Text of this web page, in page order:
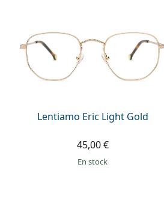
Prada
Toutes les marques
Lentiamo Eric Light Gold
45,00 €
en stock